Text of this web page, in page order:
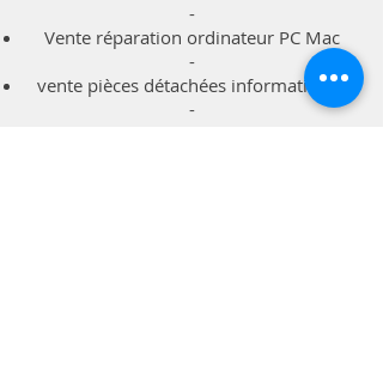
-
Vente réparation ordinateur PC Mac
-
vente pièces détachées informatiques
-